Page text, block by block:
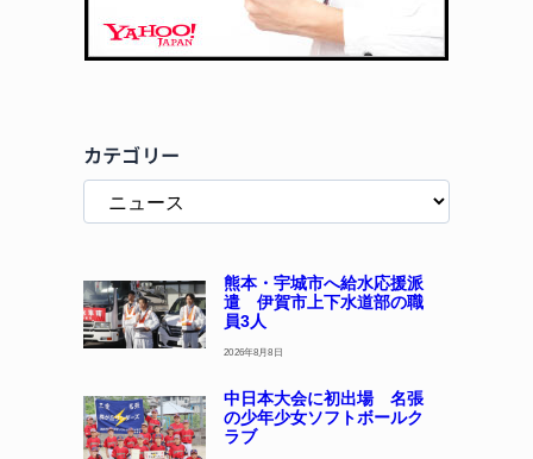
カテゴリー
熊本・宇城市へ給水応援派
遣 伊賀市上下水道部の職
員3人
2026年8月8日
中日本大会に初出場 名張
の少年少女ソフトボールク
ラブ